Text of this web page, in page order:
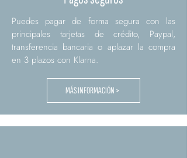
Puedes pagar de forma segura con las
principales tarjetas de crédito, Paypal,
transferencia bancaria o aplazar la compra
en 3 plazos con Klarna.
MÁS INFORMACIÓN >